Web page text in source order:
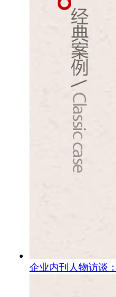
企业内刊人物访谈